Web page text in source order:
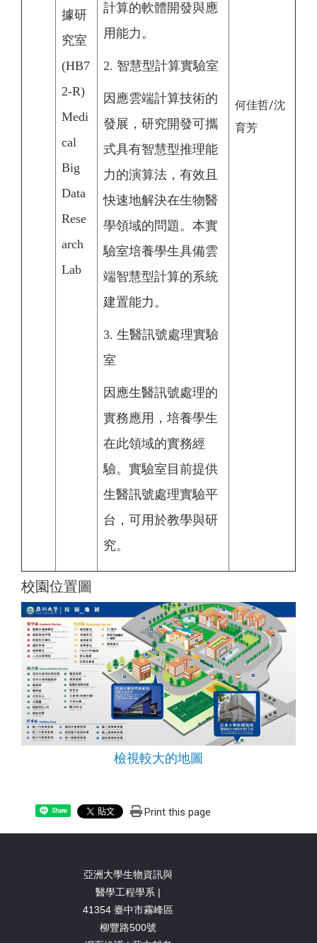
據研
究室
(HB7
2-R)
Medi
cal
Big
Data
Rese
arch
Lab
計算的軟體開發與應
用能力。
2. 智慧型計算實驗室
因應雲端計算技術的
發展，研究開發可攜
式具有智慧型推理能
力的演算法，有效且
快速地解決在生物醫
學領域的問題。本實
驗室培養學生具備雲
端智慧型計算的系統
建置能力。
3. 生醫訊號處理實驗
室
因應生醫訊號處理的
實務應用，培養學生
在此領域的實務經
驗。實驗室目前提供
生醫訊號處理實驗平
台，可用於教學與研
究。
何佳哲/沈
育芳
校園位置圖
檢視較大的地圖
Share Print this page
亞洲大學生物資訊與
醫學工程學系 |
41354 臺中市霧峰區
柳豐路500號